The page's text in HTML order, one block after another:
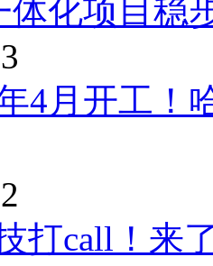
体化项目稳
4月开工！
打call！来